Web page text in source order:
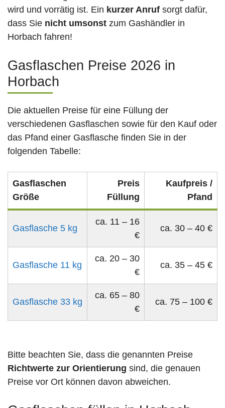
wird und vorrätig ist. Ein kurzer Anruf sorgt dafür,
dass Sie nicht umsonst zum Gashändler in
Horbach fahren!
Gasflaschen Preise 2026 in
Horbach
Die aktuellen Preise für eine Füllung der
verschiedenen Gasflaschen sowie für den Kauf oder
das Pfand einer Gasflasche finden Sie in der
folgenden Tabelle:
Gasflaschen
Größe
Preis
Füllung
Kaufpreis /
Pfand
Gasflasche 5 kg
ca. 11 – 16
€
ca. 30 – 40 €
Gasflasche 11 kg
ca. 20 – 30
€
ca. 35 – 45 €
Gasflasche 33 kg
ca. 65 – 80
€
ca. 75 – 100 €
Bitte beachten Sie, dass die genannten Preise
Richtwerte zur Orientierung sind, die genauen
Preise vor Ort können davon abweichen.